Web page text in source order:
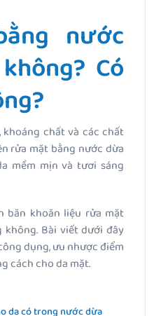
nước
Có
chất và các chất
rửa mặt bằng nước dừa
mềm mịn và tươi sáng
băn khoăn liệu rửa mặt
không. Bài viết dưới đây
dụng, ưu nhược điểm
cách cho da mặt.
da có trong nước dừa